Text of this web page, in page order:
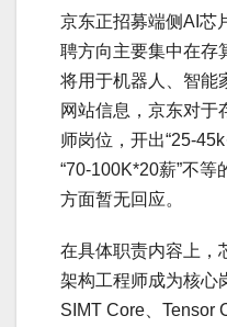
京东正招募端侧AI芯
聘方向主要集中在存
将用于机器人、智能
网站信息，京东对于
师岗位，开出“25-
“70-100K*20薪”不
方面暂无回应。
在具体职责内容上，
架构工程师成为核心
SIMT Core、Tensor